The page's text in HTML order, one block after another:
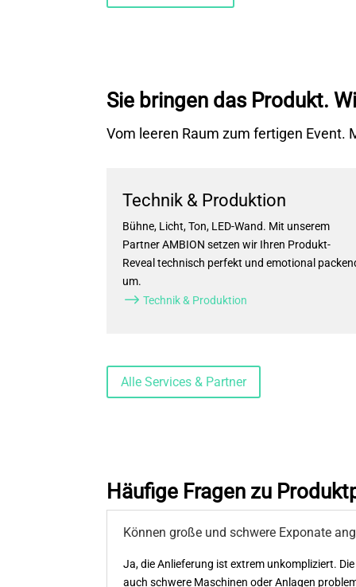
Sie bringen das Produkt.
Vom leeren Raum zum fertigen Event.
Technik & Produktion
Bühne, Licht, Ton, LED-Wand. Mit unserem
Partner AMBION setzen wir Ihren Produkt-
Reveal technisch perfekt und emotional
um.
$ Technik & Produktion
Alle Services & Partner
Häufige Fragen zu
Können große und schwere Exponate
Ja, die Anlieferung ist extrem unkompliziert.
auch schwere Maschinen oder Anlagen